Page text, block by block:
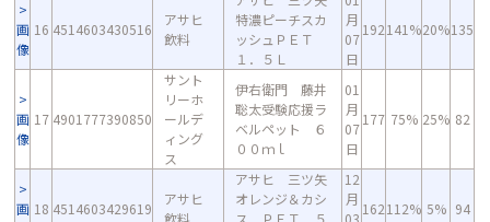
画
像
16 4514603430516
アサヒ
飲料
特濃ピーチスカ
ッシュＰＥＴ
１．５Ｌ
月
07
日
192141%20%135
画
像
17 4901777390850
サント
リーホ
ールデ
ィング
ス
伊右衛門 藤井
聡太受験応援ラ
ベルペット ６
００ｍｌ
01
月
07
日
177 75% 25% 82
画 18 4514603429619
アサヒ
飲料
アサヒ 三ツ矢
オレンジ＆カシ
ス ＰＥＴ ５
12
月
03
162112% 5% 94